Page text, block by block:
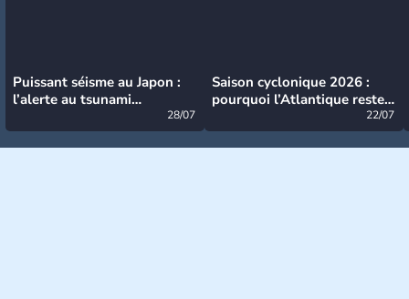
Puissant séisme au Japon :
l’alerte au tsunami
28/07
Saison cyclonique 2026 :
pourquoi l’Atlantique reste
22/07